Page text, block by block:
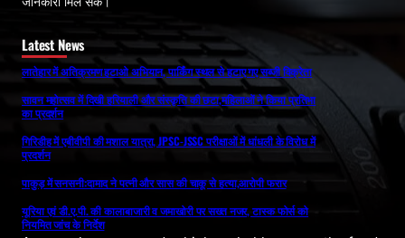
Latest News
लातेहार में अतिक्रमण हटाओ अभियान, पार्किंग स्थल से हटाए गए सब्जी विक्रेता
सावन महोत्सव में दिखी हरियाली और संस्कृति की छटा,महिलाओं ने किया प्रतिभा
का प्रदर्शन
गिरिडीह में एबीवीपी की मशाल यात्रा, JPSC-JSSC परीक्षाओं में धांधली के विरोध में
प्रदर्शन
पाकुड़ में सनसनी:दामाद ने पत्नी और सास की चाकू से हत्या,आरोपी फरार
यूरिया एवं डी.ए.पी. की कालाबाजारी व जमाखोरी पर सख्त नजर, टास्क फोर्स को
नियमित जांच के निर्देश